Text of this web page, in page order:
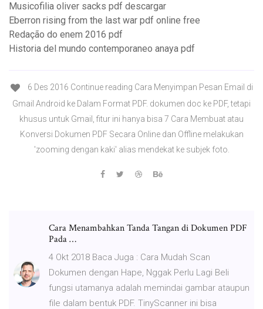
Musicofilia oliver sacks pdf descargar
Eberron rising from the last war pdf online free
Redação do enem 2016 pdf
Historia del mundo contemporaneo anaya pdf
6 Des 2016 Continue reading Cara Menyimpan Pesan Email di
Gmail Android ke Dalam Format PDF. dokumen doc ke PDF, tetapi
khusus untuk Gmail, fitur ini hanya bisa 7 Cara Membuat atau
Konversi Dokumen PDF Secara Online dan Offline melakukan
'zooming dengan kaki' alias mendekat ke subjek foto.
Cara Menambahkan Tanda Tangan di Dokumen PDF
Pada …
4 Okt 2018 Baca Juga : Cara Mudah Scan
Dokumen dengan Hape, Nggak Perlu Lagi Beli
fungsi utamanya adalah memindai gambar ataupun
file dalam bentuk PDF. TinyScanner ini bisa